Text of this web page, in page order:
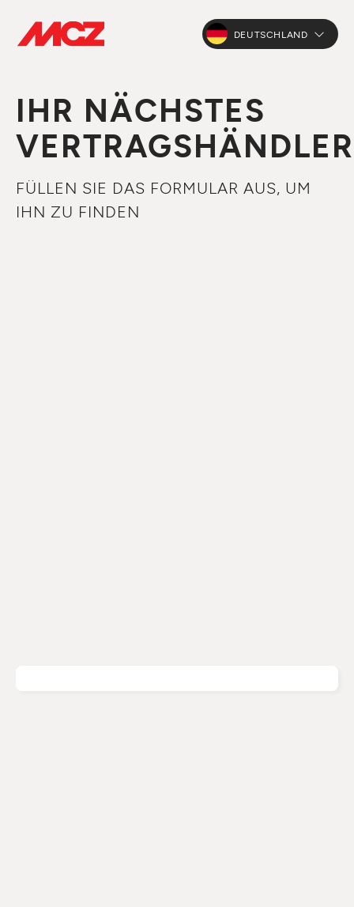
DEUTSCHLAND
IHR NÄCHSTES
VERTRAGSHÄNDLER
FÜLLEN SIE DAS FORMULAR AUS, UM
IHN ZU FINDEN